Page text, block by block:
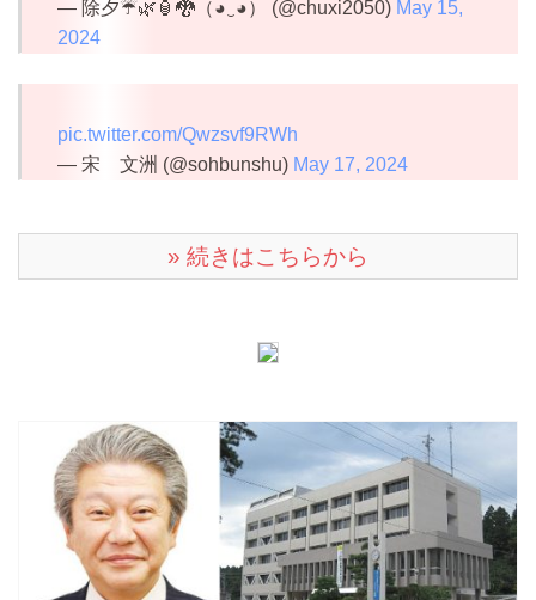
— 除夕☔🌿🏮🐉（◕‿◕） (@chuxi2050) May 15,
2024
pic.twitter.com/Qwzsvf9RWh
— 宋 文洲 (@sohbunshu) May 17, 2024
» 続きはこちらから